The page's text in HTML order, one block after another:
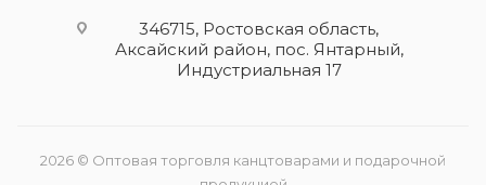
346715, Ростовская область​,
Аксайский район, пос. Янтарный,
Индустриальная 17
2026 © Оптовая торговля канцтоварами и подарочной